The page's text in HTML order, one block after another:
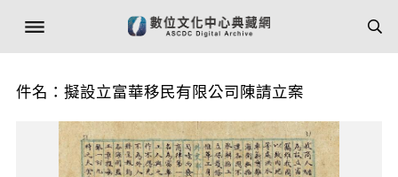
件名：擬設立富華移民有限公司陳請立案